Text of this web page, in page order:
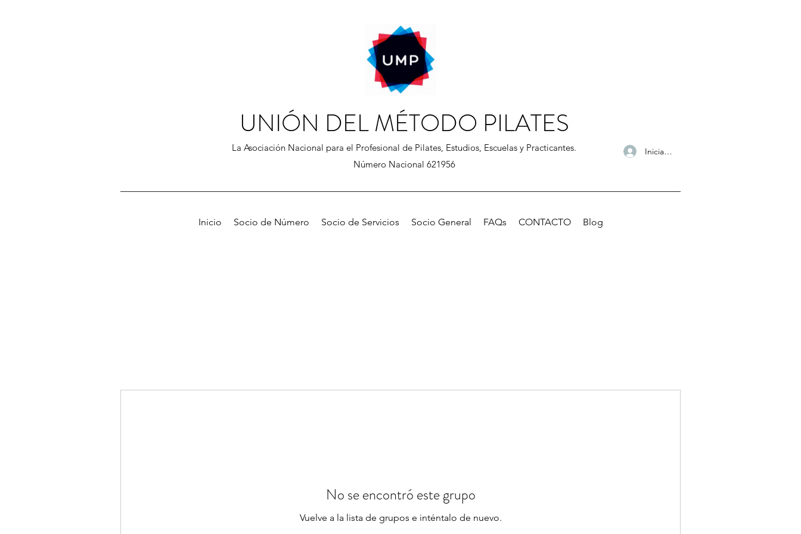
UNIÓN DEL MÉTODO PILATES
La Asociación Nacional para el Profesional de Pilates, Estudios, Escuelas y Practicantes.
Número Nacional 621956
Iniciar sesión
Inicio Socio de Número Socio de Servicios Socio General FAQs CONTACTO Blog
No se encontró este grupo
Vuelve a la lista de grupos e inténtalo de nuevo.